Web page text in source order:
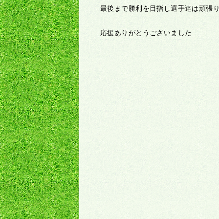
最後まで勝利を目指し選手達は頑張
応援ありがとうございました